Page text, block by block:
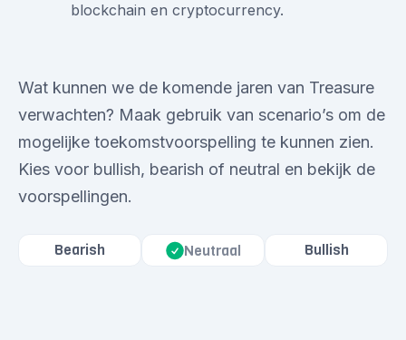
blockchain en cryptocurrency.
Wat kunnen we de komende jaren van Treasure
verwachten? Maak gebruik van scenario’s om de
mogelijke toekomstvoorspelling te kunnen zien.
Kies voor bullish, bearish of neutral en bekijk de
voorspellingen.
Bearish Neutraal Bullish